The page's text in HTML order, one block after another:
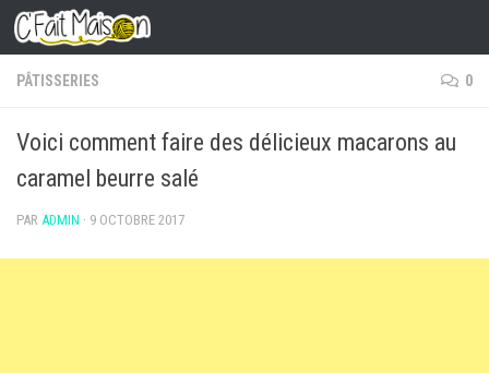
Skip to content
PÂTISSERIES 0
Voici comment faire des délicieux macarons au
caramel beurre salé
PAR ADMIN · 9 OCTOBRE 2017